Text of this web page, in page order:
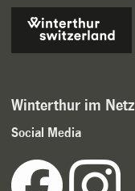
Winterthur im Netz
Social Media